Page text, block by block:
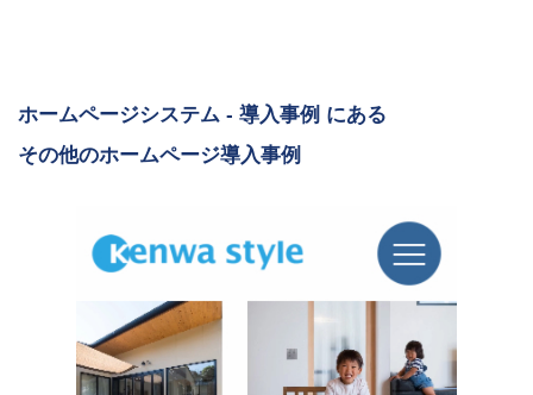
ホームページシステム - 導入事例 にある
その他のホームページ導入事例